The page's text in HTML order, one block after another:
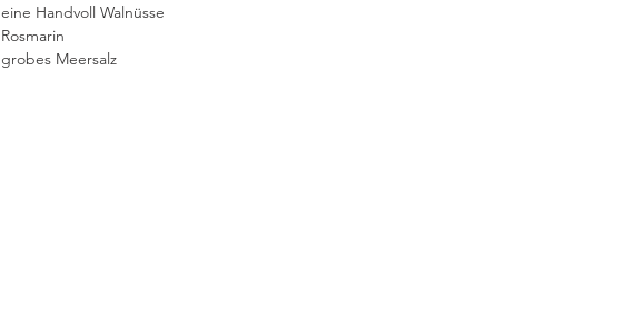
eine Handvoll Walnüsse
Rosmarin
grobes Meersalz